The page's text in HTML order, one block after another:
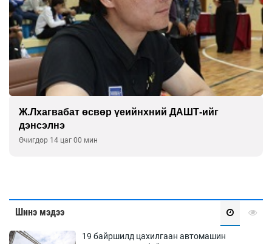
Ж.Лхагвабат өсвөр үеийнхний ДАШТ-ийг
дэнсэлнэ
Өчигдөр 14 цаг 00 мин
Шинэ мэдээ
19 байршилд цахилгаан автомашин